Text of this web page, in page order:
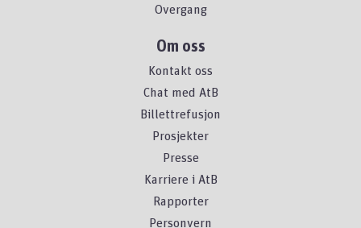
Overgang
Om oss
Kontakt oss
Chat med AtB
Billettrefusjon
Prosjekter
Presse
Karriere i AtB
Rapporter
Personvern